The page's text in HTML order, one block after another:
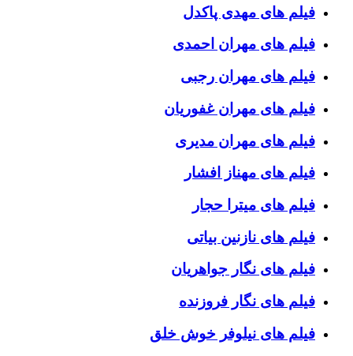
فیلم های مهدی پاکدل
فیلم های مهران احمدی
فیلم های مهران رجبی
فیلم های مهران غفوریان
فیلم های مهران مدیری
فیلم های مهناز افشار
فیلم های میترا حجار
فیلم های نازنین بیاتی
فیلم های نگار جواهریان
فیلم های نگار فروزنده
فیلم های نیلوفر خوش خلق